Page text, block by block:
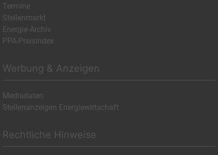
Termine
Stellenmarkt
Energie-Archiv
PPA-Preisindex
Werbung & Anzeigen
Mediadaten
Stellenanzeigen Energiewirtschaft
Rechtliche Hinweise